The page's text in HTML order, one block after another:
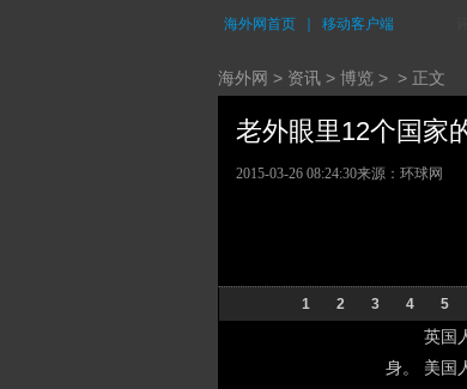
海外网首页 移动客户端
海外网 > 资讯 > 博览 > > 正文
老外眼里12个国
2015-03-26 08:24:30来源：环球网
1 2 3 4 5
英国人
身。 美国